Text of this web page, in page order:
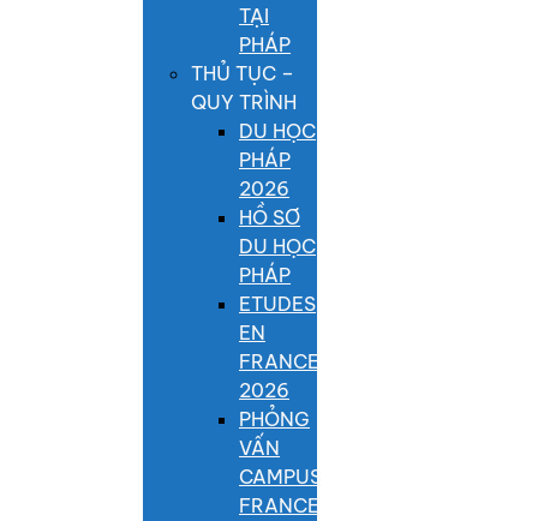
TẠI
PHÁP
THỦ TỤC –
QUY TRÌNH
DU HỌC
PHÁP
2026
HỒ SƠ
DU HỌC
PHÁP
ETUDES
EN
FRANCE
2026
PHỎNG
VẤN
CAMPUS
FRANCE